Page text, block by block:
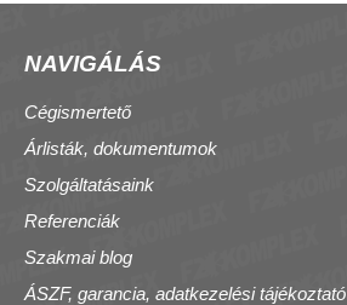
NAVIGÁLÁS
Cégismertető
Árlisták, dokumentumok
Szolgáltatásaink
Referenciák
Szakmai blog
ÁSZF, garancia, adatkezelési tájékoztató